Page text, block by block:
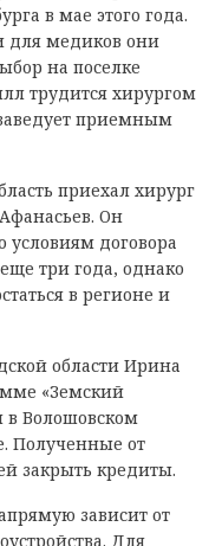
в мае этого года.
медиков они
на поселке
трудится хирургом
приемным
приехал хирург
Он
условиям договора
еще три года, однако
в регионе и
области Ирина
«Земский
в Волошовском
Полученные от
закрыть кредиты.
зависит от
Для